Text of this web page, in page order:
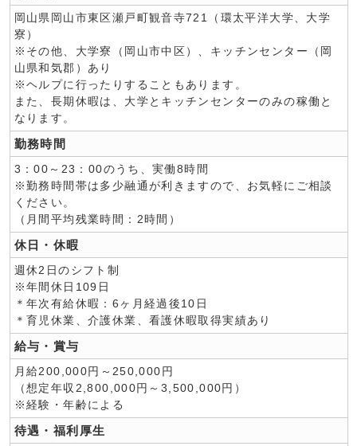
岡山県岡山市東区瀬戸町観音寺721（環太平洋大学、大学
寮）
※その他、大学寮（岡山市中区）、キッチンセンター（岡
山県和気郡）あり
※ヘルプに行ったりすることもあります。
また、長期休暇は、大学とキッチンセンターのみの稼働と
なります。
勤務時間
3：00～23：00のうち、実働8時間
※勤務時間帯は多少融通が利きますので、お気軽にご相談
ください。
（月間平均残業時間：2時間）
休日・休暇
週休2日のシフト制
※年間休日109日
＊年次有給休暇：6ヶ月経過後10日
＊育児休業、介護休業、看護休暇取得実績あり
給与・賞与
月給200,000円～250,000円
（想定年収2,800,000円～3,500,000円）
※経験・年齢による
待遇・福利厚生